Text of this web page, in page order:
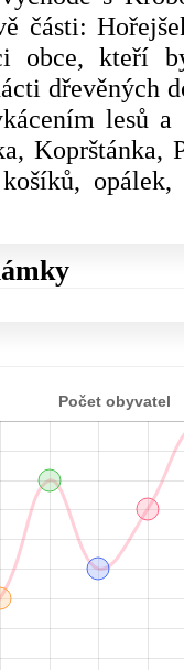
části:
obce, kteří
dřevěných
lesů
Koprštánka,